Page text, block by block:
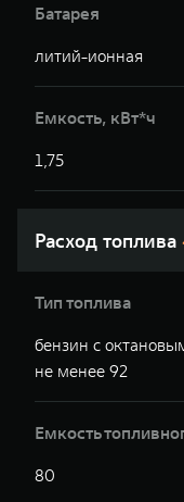
Батарея
литий-ионная
Емкость, кВт*ч
1,75
Расход топлива
Тип топлива
бензин с
не менее 92
Емкость
80